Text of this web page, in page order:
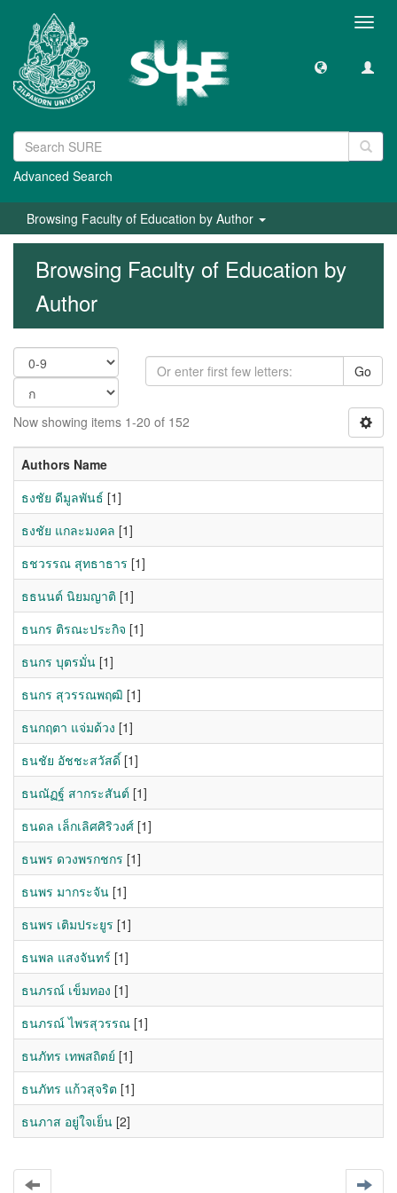
Advanced Search
Browsing Faculty of Education by Author
Browsing Faculty of Education by
Author
Go
Now showing items 1-20 of 152
Authors Name
ธงชัย ดีมูลพันธ์ [1]
ธงชัย แกละมงคล [1]
ธชวรรณ สุทธาธาร [1]
ธธนนต์ นิยมญาติ [1]
ธนกร ติรณะประกิจ [1]
ธนกร บุตรมั่น [1]
ธนกร สุวรรณพฤฒิ [1]
ธนกฤตา แจ่มด้วง [1]
ธนชัย อัชชะสวัสดิ์ [1]
ธนณัฏฐ์ สากระสันต์ [1]
ธนดล เล็กเลิศศิริวงศ์ [1]
ธนพร ดวงพรกชกร [1]
ธนพร มากระจัน [1]
ธนพร เติมประยูร [1]
ธนพล แสงจันทร์ [1]
ธนภรณ์ เข็มทอง [1]
ธนภรณ์ ไพรสุวรรณ [1]
ธนภัทร เทพสถิตย์ [1]
ธนภัทร แก้วสุจริต [1]
ธนภาส อยู่ใจเย็น [2]